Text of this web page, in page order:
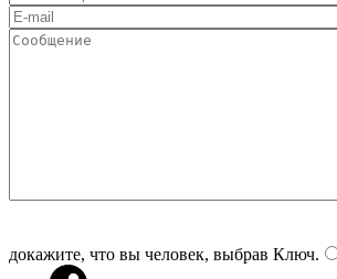
докажите, что вы человек, выбрав Ключ.